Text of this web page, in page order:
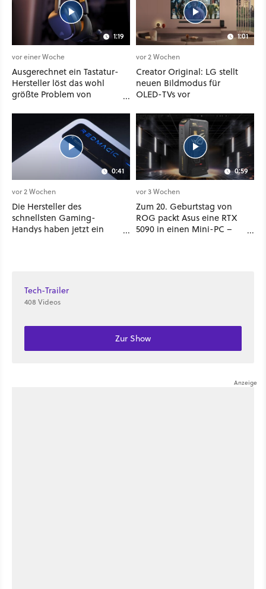
1:19
vor einer Woche
Ausgerechnet ein Tastatur-
Hersteller löst das wohl
größte Problem von
das auf die simpelste Art
1:01
vor 2 Wochen
Creator Original: LG stellt
neuen Bildmodus für
OLED-TVs vor
0:41
vor 2 Wochen
Die Hersteller des
schnellsten Gaming-
Handys haben jetzt ein
0:59
vor 3 Wochen
Zum 20. Geburtstag von
ROG packt Asus eine RTX
5090 in einen Mini-PC –
Tech-Trailer
408 Videos
Zur Show